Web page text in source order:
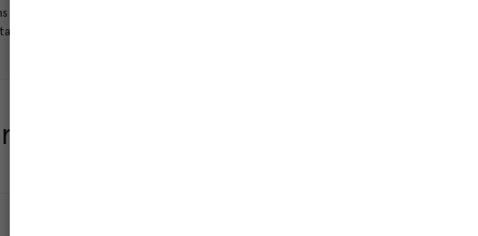
mest välkända och älskade läskedryck. Great Coke taste med
konserveringsmedel. Serveras väl kyld.